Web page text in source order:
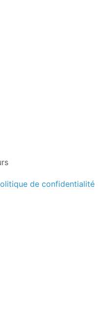
de confidentialité